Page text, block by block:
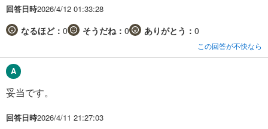
回答日時2026/4/12 01:33:28
なるほど： 0 そうだね： 0 ありがとう： 0
この回答が不快なら
妥当です。
回答日時2026/4/11 21:27:03